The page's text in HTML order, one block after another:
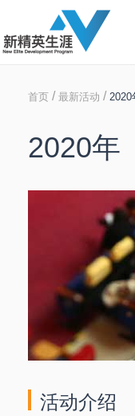
首页/ 最新活动 / 2020
2020年
活动介绍